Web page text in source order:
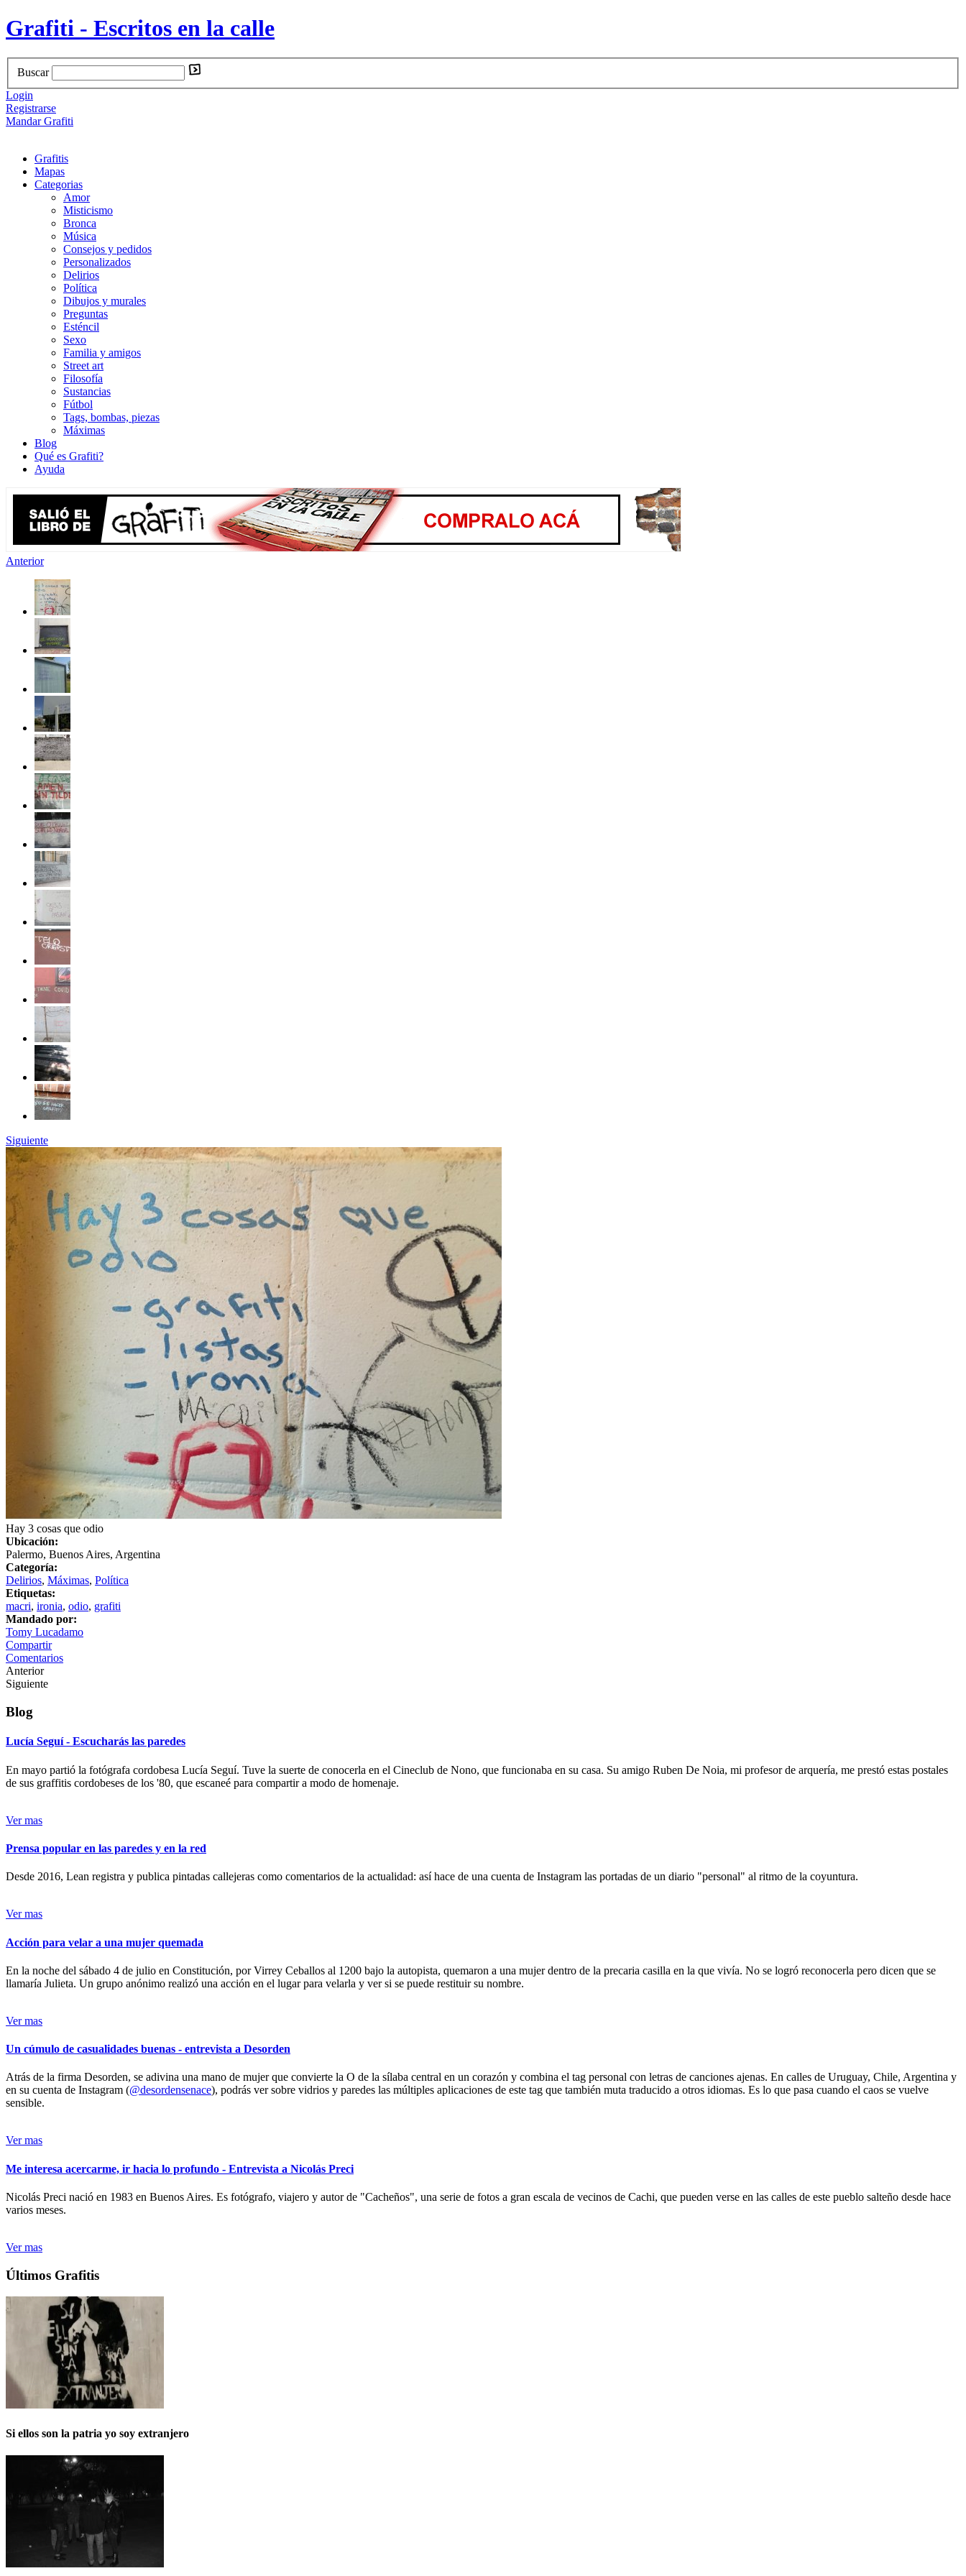
Grafiti - Escritos en la calle
Buscar
Login
Registrarse
Mandar Grafiti
Grafitis
Mapas
Categorias
Amor
Misticismo
Bronca
Música
Consejos y pedidos
Personalizados
Delirios
Política
Dibujos y murales
Preguntas
Esténcil
Sexo
Familia y amigos
Street art
Filosofía
Sustancias
Fútbol
Tags, bombas, piezas
Máximas
Blog
Qué es Grafiti?
Ayuda
Anterior
Siguiente
Hay 3 cosas que odio
Ubicación:
Palermo, Buenos Aires, Argentina
Categoría:
Delirios, Máximas, Política
Etiquetas:
macri, ironia, odio, grafiti
Mandado por:
Tomy Lucadamo
Compartir
Comentarios
Anterior
Siguiente
Blog
Lucía Seguí - Escucharás las paredes
En mayo partió la fotógrafa cordobesa Lucía Seguí. Tuve la suerte de conocerla en el Cineclub de Nono, que funcionaba en su casa. Su amigo Ruben De Noia, mi profesor de arquería, me prestó estas postales
de sus graffitis cordobeses de los '80, que escaneé para compartir a modo de homenaje.
Ver mas
Prensa popular en las paredes y en la red
Desde 2016, Lean registra y publica pintadas callejeras como comentarios de la actualidad: así hace de una cuenta de Instagram las portadas de un diario "personal" al ritmo de la coyuntura.
Ver mas
Acción para velar a una mujer quemada
En la noche del sábado 4 de julio en Constitución, por Virrey Ceballos al 1200 bajo la autopista, quemaron a una mujer dentro de la precaria casilla en la que vivía. No se logró reconocerla pero dicen que se
llamaría Julieta. Un grupo anónimo realizó una acción en el lugar para velarla y ver si se puede restituir su nombre.
Ver mas
Un cúmulo de casualidades buenas - entrevista a Desorden
Atrás de la firma Desorden, se adivina una mano de mujer que convierte la O de la sílaba central en un corazón y combina el tag personal con letras de canciones ajenas. En calles de Uruguay, Chile, Argentina y
en su cuenta de Instagram (@desordensenace), podrás ver sobre vidrios y paredes las múltiples aplicaciones de este tag que también muta traducido a otros idiomas. Es lo que pasa cuando el caos se vuelve
sensible.
Ver mas
Me interesa acercarme, ir hacia lo profundo - Entrevista a Nicolás Preci
Nicolás Preci nació en 1983 en Buenos Aires. Es fotógrafo, viajero y autor de "Cacheños", una serie de fotos a gran escala de vecinos de Cachi, que pueden verse en las calles de este pueblo salteño desde hace
varios meses.
Ver mas
Últimos Grafitis
Si ellos son la patria yo soy extranjero